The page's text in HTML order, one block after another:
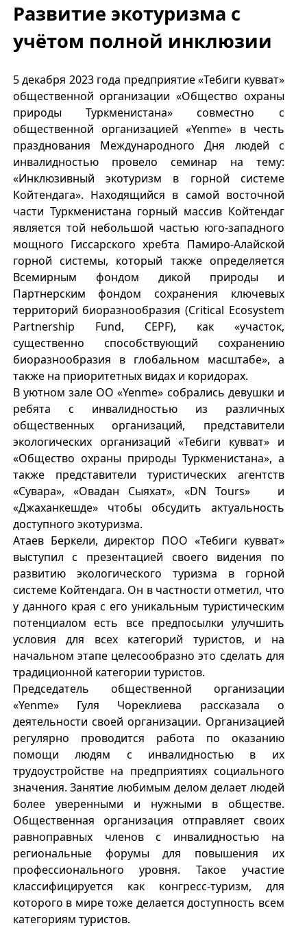
Развитие экотуризма с
учётом полной инклюзии
5 декабря 2023 года предприятие «Тебиги кувват»
общественной организации «Общество охраны
природы Туркменистана» совместно с
общественной организацией «Yenme» в честь
празднования Международного Дня людей с
инвалидностью провело семинар на тему:
«Инклюзивный экотуризм в горной системе
Койтендага». Находящийся в самой восточной
части Туркменистана горный массив Койтендаг
является той небольшой частью юго-западного
мощного Гиссарского хребта Памиро-Алайской
горной системы, который также определяется
Всемирным фондом дикой природы и
Партнерским фондом сохранения ключевых
территорий биоразнообразия (Critical Ecosystem
Partnership Fund, CEPF), как «участок,
существенно способствующий сохранению
биоразнообразия в глобальном масштабе», а
также на приоритетных видах и коридорах.
В уютном зале ОО «Yenme» собрались девушки и
ребята с инвалидностью из различных
общественных организаций, представители
экологических организаций «Тебиги кувват» и
«Общество охраны природы Туркменистана», а
также представители туристических агентств
«Сувара», «Овадан Сыяхат», «DN Tours» и
«Джаханкешде» чтобы обсудить актуальность
доступного экотуризма.
Атаев Беркели, директор ПОО «Тебиги кувват»
выступил с презентацией своего видения по
развитию экологического туризма в горной
системе Койтендага. Он в частности отметил, что
у данного края с его уникальным туристическим
потенциалом есть все предпосылки улучшить
условия для всех категорий туристов, и на
начальном этапе целесообразно это сделать для
традиционной категории туристов.
Председатель общественной организации
«Yenme» Гуля Чореклиева рассказала о
деятельности своей организации. Организацией
регулярно проводится работа по оказанию
помощи людям с инвалидностью в их
трудоустройстве на предприятиях социального
значения. Занятие любимым делом делает людей
более уверенными и нужными в обществе.
Общественная организация отправляет своих
равноправных членов с инвалидностью на
региональные форумы для повышения их
профессионального уровня. Такое участие
классифицируется как конгресс-туризм, для
которого в мире тоже делается доступность всем
категориям туристов.